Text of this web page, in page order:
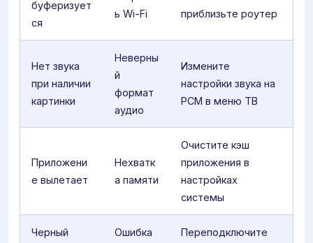
буферизует
ся
ь Wi-Fi
приблизьте роутер
Нет звука
при наличии
картинки
Неверны
й
формат
аудио
Измените
настройки звука на
PCM в меню ТВ
Приложени
е вылетает
Нехватк
а памяти
Очистите кэш
приложения в
настройках
системы
Черный
Ошибка
Переподключите